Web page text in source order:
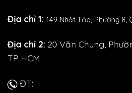
Địa chỉ 1: 149 Nhật Tảo, Phường 8,
Địa chỉ 2: 20 Văn Chung,
TP HCM
ĐT: